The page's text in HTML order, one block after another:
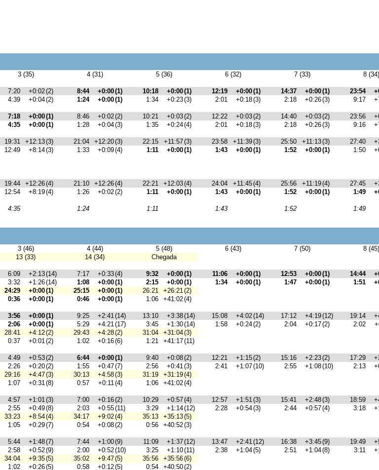
3 (35) 4 (31) 5 (36) 6 (32) 7 (33) 8 (34)
7:20 +0:02(2) 8:44 +0:00(1) 10:18 +0:00(1) 12:19 +0:00(1) 14:37 +0:00(1) 23:54
4:39 +0:04(2) 1:24 +0:00(1) 1:34 +0:23(3) 2:01 +0:18(3) 2:18 +0:26(3) 9:17
7:18 +0:00(1) 8:46 +0:02(2) 10:21 +0:03(2) 12:22 +0:03(2) 14:40 +0:03(2) 23:56
4:35 +0:00(1) 1:28 +0:04(3) 1:35 +0:24(4) 2:01 +0:18(3) 2:18 +0:26(3) 9:16
19:31 +12:13(3) 21:04 +12:20(3) 22:15 +11:57(3) 23:58 +11:39(3) 25:50 +11:13(3) 27:40
12:49 +8:14(3) 1:33 +0:09(4) 1:11 +0:00(1) 1:43 +0:00(1) 1:52 +0:00(1) 1:50
19:44 +12:26(4) 21:10 +12:26(4) 22:21 +12:03(4) 24:04 +11:45(4) 25:56 +11:19(4) 27:45
12:54 +8:19(4) 1:26 +0:02(2) 1:11 +0:00(1) 1:43 +0:00(1) 1:52 +0:00(1) 1:49
4:35 1:24 1:11 1:43 1:52 1:49
3 (46) 4 (44) 5 (48) 6 (43) 7 (50)
8 (45)
13 (33) 14 (34) Chegada
6:09 +2:13(14) 7:17 +0:33(4) 9:32 +0:00(1) 11:06 +0:00(1) 12:53 +0:00(1) 14:44
3:32 +1:26(14) 1:08 +0:00(1) 2:15 +0:00(1) 1:34 +0:00(1) 1:47 +0:00(1) 1:51
24:29 +0:00(1) 25:15 +0:00(1) 26:21 +26:21(2)
0:36 +0:00(1) 0:46 +0:00(1) 1:06 +41:02(4)
3:56 +0:00(1) 9:25 +2:41(14) 13:10 +3:38(14) 15:08 +4:02(14) 17:12 +4:19(12) 19:14
2:06 +0:00(1) 5:29 +4:21(17) 3:45 +1:30(14) 1:58 +0:24(2) 2:04 +0:17(2) 2:02
28:41 +4:12(2) 29:43 +4:28(2) 31:04 +31:04(3)
0:37 +0:01(2) 1:02 +0:16(6) 1:21 +41:17(11)
4:49 +0:53(2) 6:44 +0:00(1) 9:40 +0:08(2) 12:21 +1:15(2) 15:16 +2:23(2) 17:29
2:26 +0:20(2) 1:55 +0:47(7) 2:56 +0:41(3) 2:41 +1:07(10) 2:55 +1:08(10) 2:13
29:16 +4:47(3) 30:13 +4:58(3) 31:19 +31:19(4)
1:07 +0:31(8) 0:57 +0:11(4) 1:06 +41:02(4)
4:57 +1:01(3) 7:00 +0:16(2) 10:29 +0:57(4) 12:57 +1:51(3) 15:41 +2:48(3) 18:59
2:55 +0:49(8) 2:03 +0:55(11) 3:29 +1:14(12) 2:28 +0:54(3) 2:44 +0:57(4) 3:18
33:23 +8:54(4) 34:17 +9:02(4) 35:13 +35:13(5)
1:05 +0:29(7) 0:54 +0:08(2) 0:56 +40:52(3)
5:44 +1:48(7) 7:44 +1:00(9) 11:09 +1:37(12) 13:47 +2:41(12) 16:38 +3:45(9) 19:49
2:58 +0:52(9) 2:00 +0:52(10) 3:25 +1:10(11) 2:38 +1:04(5) 2:51 +1:04(8) 3:11
34:04 +9:35(5) 35:02 +9:47(5) 35:56 +35:56(6)
1:02 +0:26(5) 0:58 +0:12(5) 0:54 +40:50(2)